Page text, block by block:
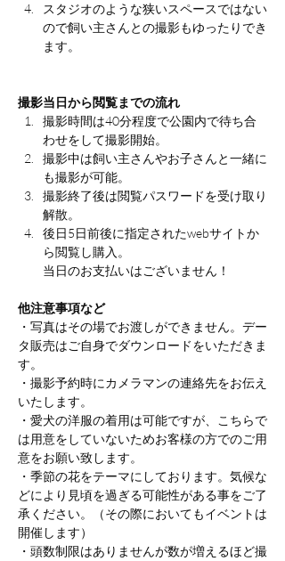
スタジオのような狭いスペースではない
ので飼い主さんとの撮影もゆったりでき
ます。
撮影当日から閲覧までの流れ
撮影時間は40分程度で公園内で待ち合
わせをして撮影開始。
撮影中は飼い主さんやお子さんと一緒に
も撮影が可能。
撮影終了後は閲覧パスワードを受け取り
解散。
後日5日前後に指定されたwebサイトか
ら閲覧し購入。
当日のお支払いはございません！
他注意事項など
・写真はその場でお渡しができません。デー
タ販売はご自身でダウンロードをいただきま
す。
・撮影予約時にカメラマンの連絡先をお伝え
いたします。
・愛犬の洋服の着用は可能ですが、こちらで
は用意をしていないためお客様の方でのご用
意をお願い致します。
・季節の花をテーマにしております。気候な
どにより見頃を過ぎる可能性がある事をご了
承ください。（その際においてもイベントは
開催します）
・頭数制限はありませんが数が増えるほど撮